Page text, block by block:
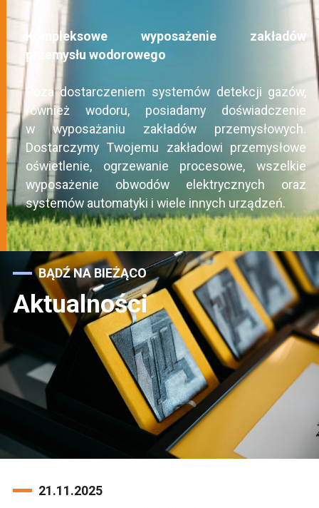
Kompleksowe wyposażenie zakładów
przemysłu wodorowego
Poza dostarczeniem systemów detekcji gazów,
również wodoru, posiadamy doświadczenie
w wyposażaniu zakładów przemysłowych.
Dostarczymy Twojemu zakładowi przemysłowe
oświetlenie, ogrzewanie procesowe, wszelkie
wyposażenie obwodów elektrycznych oraz
systemów automatyki i wiele innych urządzeń.
BĄDŹ NA BIEŻĄCO
Aktualności
21.11.2025